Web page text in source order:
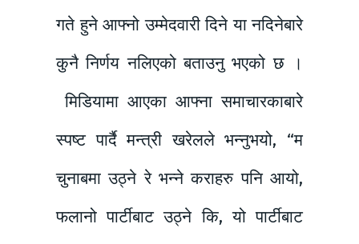
गते हुने आफ्नो उम्मेदवारी दिने या नदिनेबारे
कुनै निर्णय नलिएको बताउनु भएको छ ।
मिडियामा आएका आफ्ना समाचारकाबारे
स्पष्ट पार्दै मन्त्री खरेलले भन्नुभयो, “म
चुनाबमा उठ्ने रे भन्ने कराहरु पनि आयो,
फलानो पार्टीबाट उठ्ने कि, यो पार्टीबाट